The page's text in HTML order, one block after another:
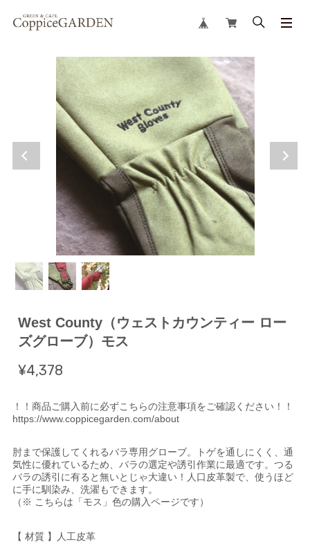
West County（ウェストカウンティー ロー
ズグローブ）モス
¥4,378
！！商品ご購入前に必ずこちらの注意事項をご確認ください！！
https://www.coppicegarden.com/about
肘まで保護してくれるバラ専用グローブ。トゲを通しにくく、通
気性に優れているため、バラの選定や誘引作業に最適です。つる
バラの誘引に有ると無いとじゃ大違い！人口皮革製で、使うほど
に手に馴染み、洗濯もできます。
（※ こちらは「モス」色の購入ページです）
【 材質 】人工皮革